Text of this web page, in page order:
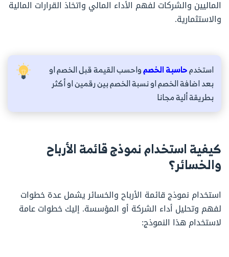
الماليين والشركات لفهم الأداء المالي واتخاذ القرارات المالية
والاستثمارية.
استخدمحاسبة الخصمواحسب القيمة قبل الخصم او
بعد اضافة الخصم او نسبة الخصم بين رقمين او أكثر
بطريقة ألية مجانا
كيفية استخدام نموذج قائمة الأرباح
والخسائر؟
استخدام نموذج قائمة الأرباح والخسائر يشمل عدة خطوات
لفهم وتحليل أداء الشركة أو المؤسسة. إليك خطوات عامة
لاستخدام هذا النموذج: